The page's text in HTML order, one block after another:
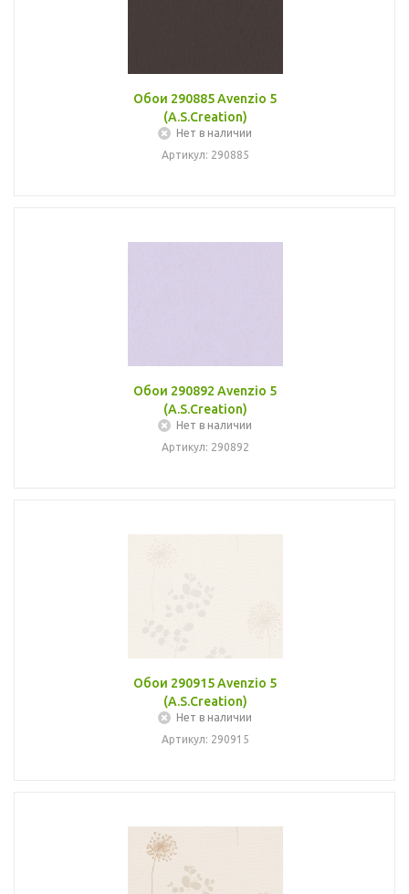
Обои 290885 Avenzio 5
(A.S.Creation)
Нет в наличии
Артикул: 290885
Обои 290892 Avenzio 5
(A.S.Creation)
Нет в наличии
Артикул: 290892
Обои 290915 Avenzio 5
(A.S.Creation)
Нет в наличии
Артикул: 290915